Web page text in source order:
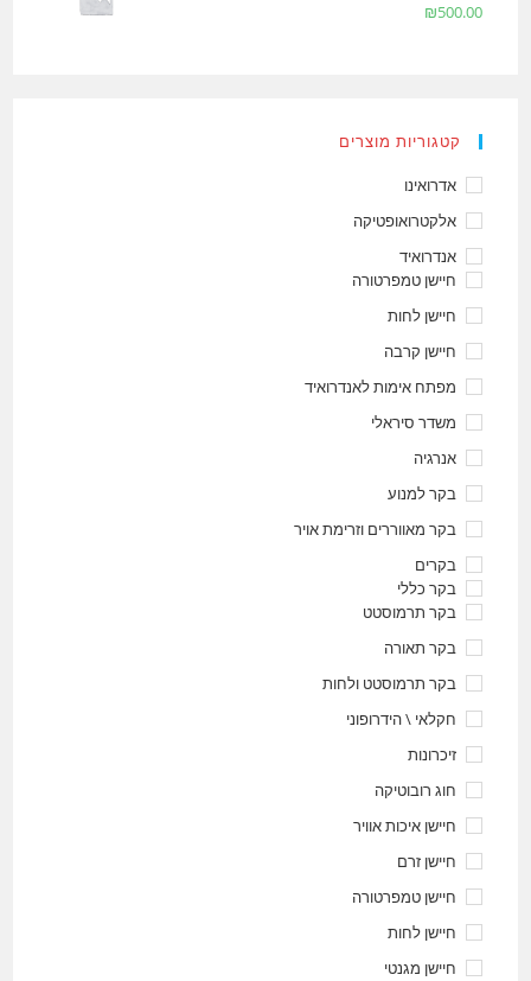
₪500.00
קטגוריות מוצרים
אדרואינו
אלקטרואופטיקה
אנדרואיד
חיישן טמפרטורה
חיישן לחות
חיישן קרבה
מפתח אימות לאנדרואיד
משדר סיראלי
אנרגיה
בקר למנוע
בקר מאווררים וזרימת אויר
בקרים
בקר כללי
בקר תרמוסטט
בקר תאורה
בקר תרמוסטט ולחות
חקלאי \ הידרופוני
זיכרונות
חוג רובוטיקה
חיישן איכות אוויר
חיישן זרם
חיישן טמפרטורה
חיישן לחות
חיישן מגנטי